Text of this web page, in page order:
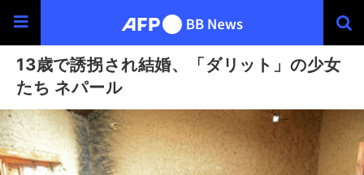
13歳で誘拐され結婚、「ダリット」の少女
たち ネパール